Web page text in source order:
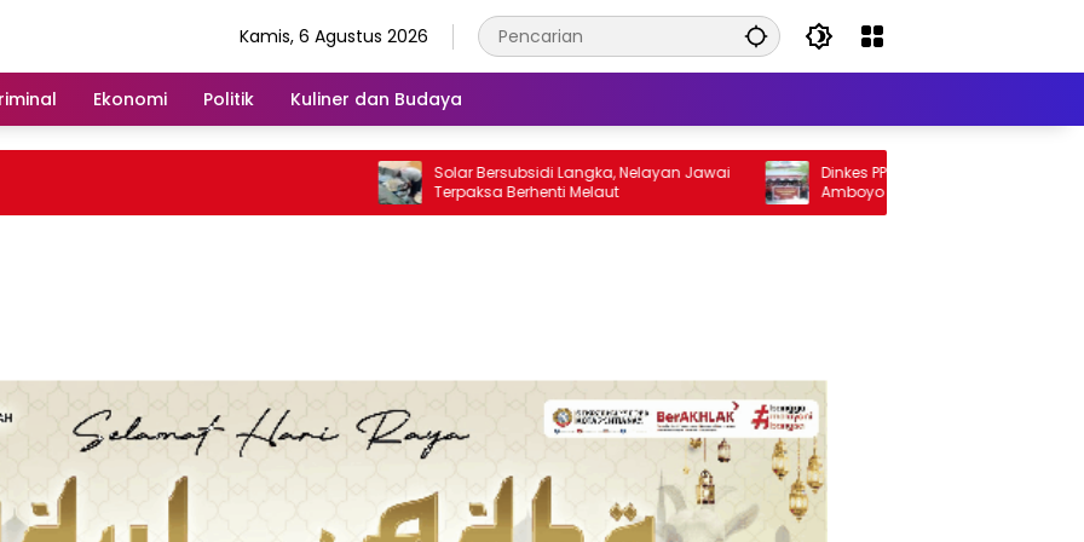
Kamis, 6 Agustus 2026
Ekonomi Politik Kuliner dan Budaya
Solar Bersubsidi Langka, Nelayan Jawai
Terpaksa Berhenti Melaut
Dinkes PPKB Landak Verifikasi ODF di Desa
Amboyo Inti, Dorong Stop BAB
Sembarangan